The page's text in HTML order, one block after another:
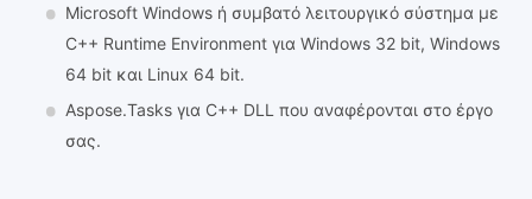
Microsoft Windows ή συμβατό λειτουργικό σύστημα με
C++ Runtime Environment για Windows 32 bit, Windows
64 bit και Linux 64 bit.
Aspose.Tasks για C++ DLL που αναφέρονται στο έργο
σας.